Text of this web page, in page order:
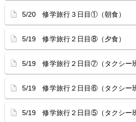
5/20 修学旅行３日目①（朝食）
5/19 修学旅行２日目⑧（夕食）
5/19 修学旅行２日目⑦（タクシー班
5/19 修学旅行２日目⑥（タクシー班
5/19 修学旅行２日目⑤（タクシー班